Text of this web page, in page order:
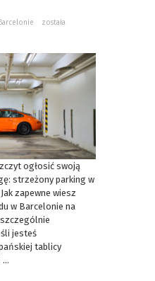
została
ogłosić swoją
strzeżony parking w
zapewne wiesz
w Barcelonie na
jesteś
tablicy